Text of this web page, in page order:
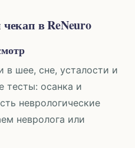
в ReNeuro
в шее, сне, усталости и
тесты: осанка и
неврологические
невролога или